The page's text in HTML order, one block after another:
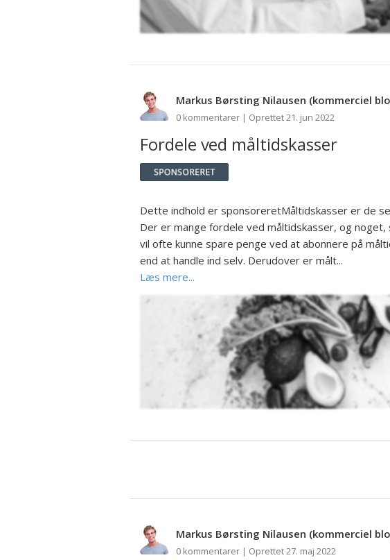
Markus Børsting Nilausen (kommerciel
0 kommentarer | Oprettet 21. jun 2022
Fordele ved måltidskasser
Dette indhold er sponsoreretMåltidskasser er de
Der er mange fordele ved måltidskasser, og noget,
vil ofte kunne spare penge ved at abonnere på
end at handle ind selv. Derudover er målt...
Læs mere...
Markus Børsting Nilausen (kommerciel
0 kommentarer | Oprettet 27. maj 2022